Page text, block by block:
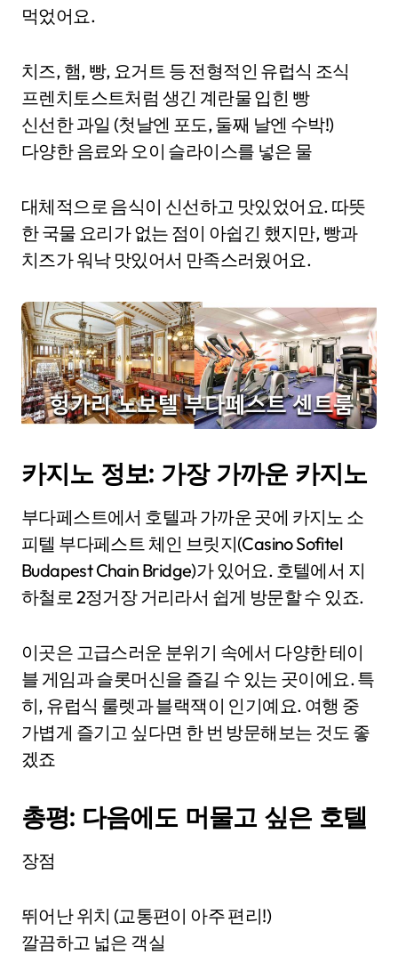
먹었어요.
치즈, 햄, 빵, 요거트 등 전형적인 유럽식 조식
프렌치토스트처럼 생긴 계란물 입힌 빵
신선한 과일 (첫날엔 포도, 둘째 날엔 수박!)
다양한 음료와 오이 슬라이스를 넣은 물
대체적으로 음식이 신선하고 맛있었어요. 따뜻
한 국물 요리가 없는 점이 아쉽긴 했지만, 빵과
치즈가 워낙 맛있어서 만족스러웠어요.
카지노 정보: 가장 가까운 카지노
부다페스트에서 호텔과 가까운 곳에 카지노 소
피텔 부다페스트 체인 브릿지(Casino Sofitel
Budapest Chain Bridge)가 있어요. 호텔에서 지
하철로 2정거장 거리라서 쉽게 방문할 수 있죠.
이곳은 고급스러운 분위기 속에서 다양한 테이
블 게임과 슬롯머신을 즐길 수 있는 곳이에요. 특
히, 유럽식 룰렛과 블랙잭이 인기예요. 여행 중
가볍게 즐기고 싶다면 한 번 방문해보는 것도 좋
겠죠
총평: 다음에도 머물고 싶은 호텔
장점
뛰어난 위치 (교통편이 아주 편리!)
깔끔하고 넓은 객실